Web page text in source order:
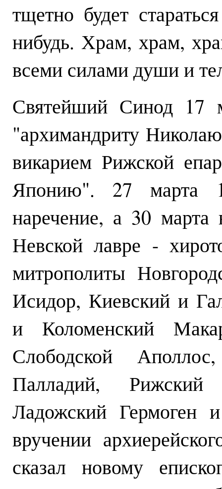
тщетно будет
нибудь. Храм, храм,
всеми силами души и
Святейший Синод 17
"архимандриту
викарием Рижской
Японию". 27 марта
наречение, а 30 марта
Невской лавре -
митрополиты
Исидор, Киевский и
и Коломенский
Слободской
Палладий,
Ладожский Гермоген
вручении
сказал новому